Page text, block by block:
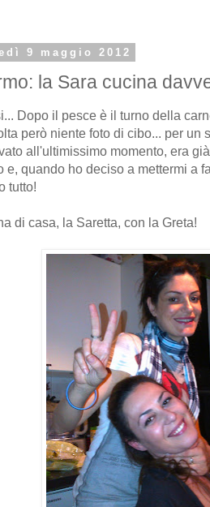
9 maggio 2012
la Sara cucina
Dopo il pesce è il turno della
però niente foto di cibo... per un
all'ultimissimo momento, era
e, quando ho deciso a mettermi a
tutto!
di casa, la Saretta, con la Greta!